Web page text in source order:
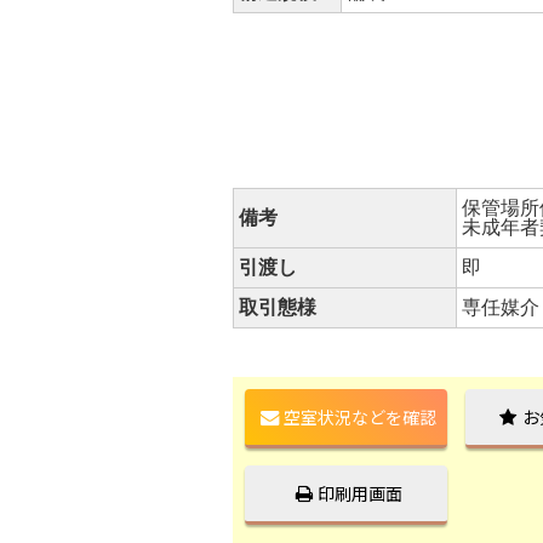
備考
保管場
未成年
引渡し
即
取引態様
専任媒介
空室状況などを確認
印刷用画面